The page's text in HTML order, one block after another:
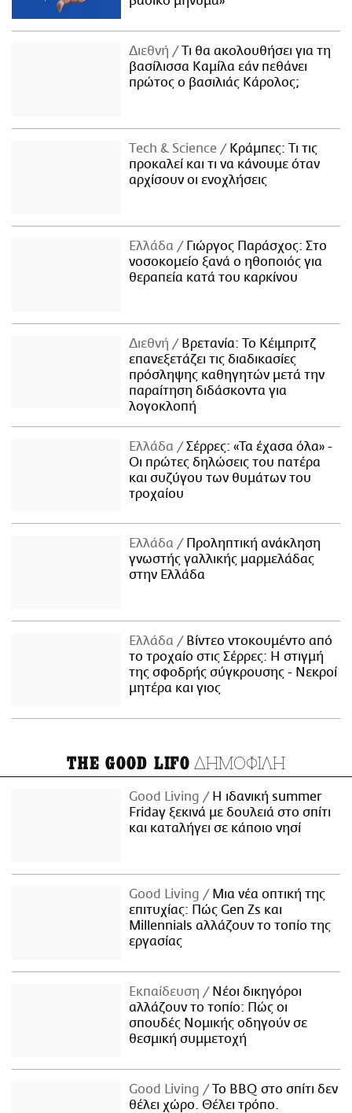
Διεθνή
Τι θα ακολουθήσει για τη
βασίλισσα Καμίλα εάν πεθάνει
πρώτος ο βασιλιάς Κάρολος;
Τech & Science
Κράμπες: Τι τις
προκαλεί και τι να κάνουμε όταν
αρχίσουν οι ενοχλήσεις
Ελλάδα
Γιώργος Παράσχος: Στο
νοσοκομείο ξανά ο ηθοποιός για
θεραπεία κατά του καρκίνου
Διεθνή
Βρετανία: Το Κέιμπριτζ
επανεξετάζει τις διαδικασίες
πρόσληψης καθηγητών μετά την
παραίτηση διδάσκοντα για
λογοκλοπή
Ελλάδα
Σέρρες: «Τα έχασα όλα» -
Οι πρώτες δηλώσεις του πατέρα
και συζύγου των θυμάτων του
τροχαίου
Ελλάδα
Προληπτική ανάκληση
γνωστής γαλλικής μαρμελάδας
στην Ελλάδα
Ελλάδα
Βίντεο ντοκουμέντο από
το τροχαίο στις Σέρρες: Η στιγμή
της σφοδρής σύγκρουσης - Νεκροί
μητέρα και γιος
THE GOOD LIFO ΔΗΜΟΦΙΛΗ
Good Living
Η ιδανική summer
Friday ξεκινά με δουλειά στο σπίτι
και καταλήγει σε κάποιο νησί
Good Living
Μια νέα οπτική της
επιτυχίας: Πώς Gen Zs και
Millennials αλλάζουν το τοπίο της
εργασίας
Εκπαίδευση
Νέοι δικηγόροι
αλλάζουν το τοπίο: Πώς οι
σπουδές Νομικής οδηγούν σε
θεσμική συμμετοχή
Good Living
Το BBQ στο σπίτι δεν
θέλει χώρο. Θέλει τρόπο.